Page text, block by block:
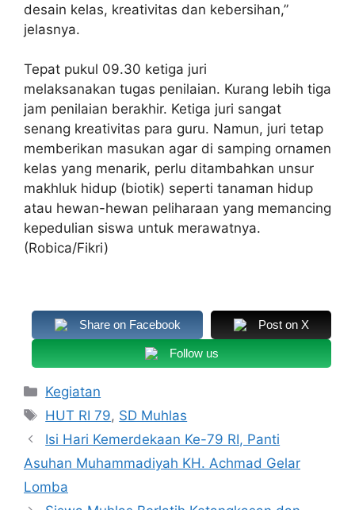
desain kelas, kreativitas dan kebersihan,”
jelasnya.
Tepat pukul 09.30 ketiga juri
melaksanakan tugas penilaian. Kurang lebih tiga
jam penilaian berakhir. Ketiga juri sangat
senang kreativitas para guru. Namun, juri tetap
memberikan masukan agar di samping ornamen
kelas yang menarik, perlu ditambahkan unsur
makhluk hidup (biotik) seperti tanaman hidup
atau hewan-hewan peliharaan yang memancing
kepedulian siswa untuk merawatnya.
(Robica/Fikri)
Share on Facebook Post on X
Follow us
Kategori
Kegiatan
Tag
HUT RI 79, SD Muhlas
Isi Hari Kemerdekaan Ke-79 RI, Panti
Asuhan Muhammadiyah KH. Achmad Gelar
Lomba